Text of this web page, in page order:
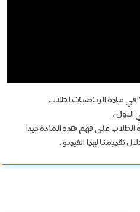
مادة الرياضيات لطلاب
الاول ،
على فهم هذه المادة جيدا
تقديمنا لهذا الفيديو .